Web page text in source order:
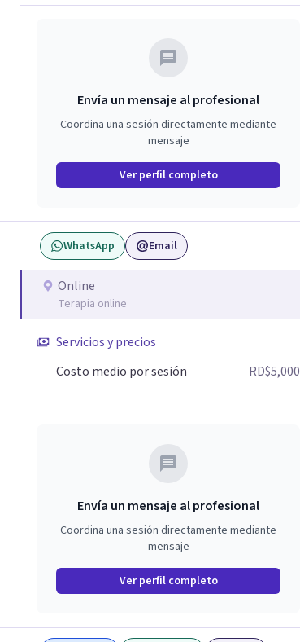
Envía un mensaje al profesional
Coordina una sesión directamente mediante
mensaje
Ver perfil completo
WhatsApp Email
Online
Terapia online
Servicios y precios
Costo medio por sesión
RD$5,000
Envía un mensaje al profesional
Coordina una sesión directamente mediante
mensaje
Ver perfil completo